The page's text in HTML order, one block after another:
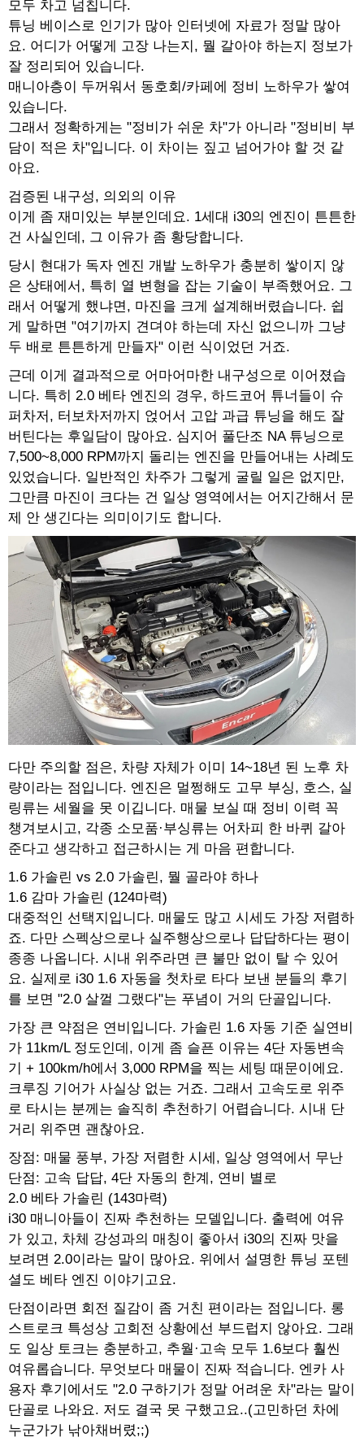
모두 차고 넘칩니다.
튜닝 베이스로 인기가 많아 인터넷에 자료가 정말 많아
요. 어디가 어떻게 고장 나는지, 뭘 갈아야 하는지 정보가
잘 정리되어 있습니다.
매니아층이 두꺼워서 동호회/카페에 정비 노하우가 쌓여
있습니다.
그래서 정확하게는 "정비가 쉬운 차"가 아니라 "정비비 부
담이 적은 차"입니다. 이 차이는 짚고 넘어가야 할 것 같
아요.
검증된 내구성, 의외의 이유
이게 좀 재미있는 부분인데요. 1세대 i30의 엔진이 튼튼한
건 사실인데, 그 이유가 좀 황당합니다.
당시 현대가 독자 엔진 개발 노하우가 충분히 쌓이지 않
은 상태에서, 특히 열 변형을 잡는 기술이 부족했어요. 그
래서 어떻게 했냐면, 마진을 크게 설계해버렸습니다. 쉽
게 말하면 "여기까지 견뎌야 하는데 자신 없으니까 그냥
두 배로 튼튼하게 만들자" 이런 식이었던 거죠.
근데 이게 결과적으로 어마어마한 내구성으로 이어졌습
니다. 특히 2.0 베타 엔진의 경우, 하드코어 튜너들이 슈
퍼차저, 터보차저까지 얹어서 고압 과급 튜닝을 해도 잘
버틴다는 후일담이 많아요. 심지어 풀단조 NA 튜닝으로
7,500~8,000 RPM까지 돌리는 엔진을 만들어내는 사례도
있었습니다. 일반적인 차주가 그렇게 굴릴 일은 없지만,
그만큼 마진이 크다는 건 일상 영역에서는 어지간해서 문
제 안 생긴다는 의미이기도 합니다.
다만 주의할 점은, 차량 자체가 이미 14~18년 된 노후 차
량이라는 점입니다. 엔진은 멀쩡해도 고무 부싱, 호스, 실
링류는 세월을 못 이깁니다. 매물 보실 때 정비 이력 꼭
챙겨보시고, 각종 소모품·부싱류는 어차피 한 바퀴 갈아
준다고 생각하고 접근하시는 게 마음 편합니다.
1.6 가솔린 vs 2.0 가솔린, 뭘 골라야 하나
1.6 감마 가솔린 (124마력)
대중적인 선택지입니다. 매물도 많고 시세도 가장 저렴하
죠. 다만 스펙상으로나 실주행상으로나 답답하다는 평이
종종 나옵니다. 시내 위주라면 큰 불만 없이 탈 수 있어
요. 실제로 i30 1.6 자동을 첫차로 타다 보낸 분들의 후기
를 보면 "2.0 살껄 그랬다"는 푸념이 거의 단골입니다.
가장 큰 약점은 연비입니다. 가솔린 1.6 자동 기준 실연비
가 11km/L 정도인데, 이게 좀 슬픈 이유는 4단 자동변속
기 + 100km/h에서 3,000 RPM을 찍는 세팅 때문이에요.
크루징 기어가 사실상 없는 거죠. 그래서 고속도로 위주
로 타시는 분께는 솔직히 추천하기 어렵습니다. 시내 단
거리 위주면 괜찮아요.
장점: 매물 풍부, 가장 저렴한 시세, 일상 영역에서 무난
단점: 고속 답답, 4단 자동의 한계, 연비 별로
2.0 베타 가솔린 (143마력)
i30 매니아들이 진짜 추천하는 모델입니다. 출력에 여유
가 있고, 차체 강성과의 매칭이 좋아서 i30의 진짜 맛을
보려면 2.0이라는 말이 많아요. 위에서 설명한 튜닝 포텐
셜도 베타 엔진 이야기고요.
단점이라면 회전 질감이 좀 거친 편이라는 점입니다. 롱
스트로크 특성상 고회전 상황에선 부드럽지 않아요. 그래
도 일상 토크는 충분하고, 추월·고속 모두 1.6보다 훨씬
여유롭습니다. 무엇보다 매물이 진짜 적습니다. 엔카 사
용자 후기에서도 "2.0 구하기가 정말 어려운 차"라는 말이
단골로 나와요. 저도 결국 못 구했고요..(고민하던 차에
누군가가 낚아채버렸;;)